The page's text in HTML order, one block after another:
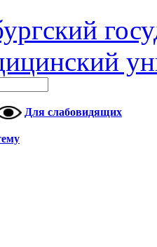
Для слабовидящих